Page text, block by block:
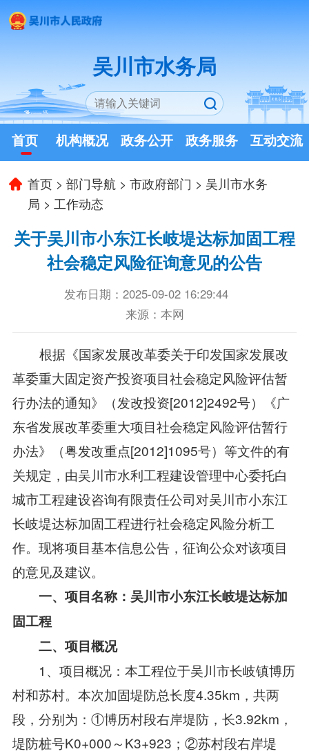
吴川市水务局
首页 机构概况 政务公开 政务服务 互动交流
首页 >部门导航 >市政府部门 > 吴川市水务
局 > 工作动态
关于吴川市小东江长岐堤达标加固工程
社会稳定风险征询意见的公告
发布日期：2025-09-02 16:29:44
来源：本网
根据《国家发展改革委关于印发国家发展改
革委重大固定资产投资项目社会稳定风险评估暂
行办法的通知》（发改投资[2012]2492号）《广
东省发展改革委重大项目社会稳定风险评估暂行
办法》（粤发改重点[2012]1095号）等文件的有
关规定，由吴川市水利工程建设管理中心委托白
城市工程建设咨询有限责任公司对吴川市小东江
长岐堤达标加固工程进行社会稳定风险分析工
作。现将项目基本信息公告，征询公众对该项目
的意见及建议。
一、项目名称： 吴川市小东江长岐堤达标加
固工程
二、项目概况
1、项目概况：本工程位于吴川市长岐镇博历
村和苏村。本次加固堤防总长度4.35km，共两
段，分别为：①博历村段右岸堤防，长3.92km，
堤防桩号K0+000～K3+923；②苏村段右岸堤